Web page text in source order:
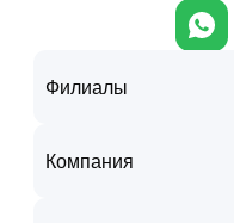
Филиалы
Компания